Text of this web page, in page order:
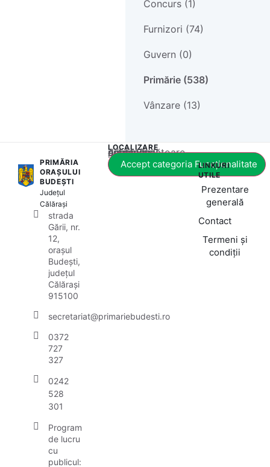
Concurs (1)
Furnizori (74)
Guvern (0)
Primărie (538)
Vânzare (13)
PRIMĂRIA
ORAȘULUI
BUDEȘTI
Județul
Călărași
strada
Gării, nr.
12,
orașul
Budești,
județul
Călărași
915100
secretariat@primariebudesti.ro
0372
727
327
0242
528
301
Program
de lucru
cu
publicul:
LOCALIZARE
Acest conținut este blocat până când acceptați categoria corespunzătoare de cookie-uri.
Accept categoria Funcționalitate
LINKURI
UTILE
Prezentare
generală
Contact
Termeni și
condiții